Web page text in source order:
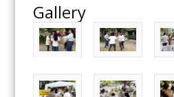
Gallery